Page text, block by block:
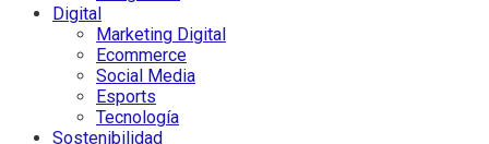
Digital
Marketing Digital
Ecommerce
Social Media
Esports
Tecnología
Sostenibilidad